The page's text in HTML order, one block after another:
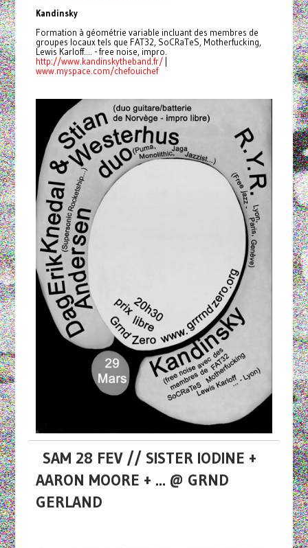
Kandinsky
Formation à géométrie variable incluant des membres de
groupes locaux tels que FAT32, SoCRaTeS, Motherfucking,
Lewis Karloff.... - free noise, impro.
http://www.kandinskytheband. fr/|
www.myspace.com/chefouichef
SAM 28 FEV // SISTER IODINE +
AARON MOORE + ... @ GRND
GERLAND